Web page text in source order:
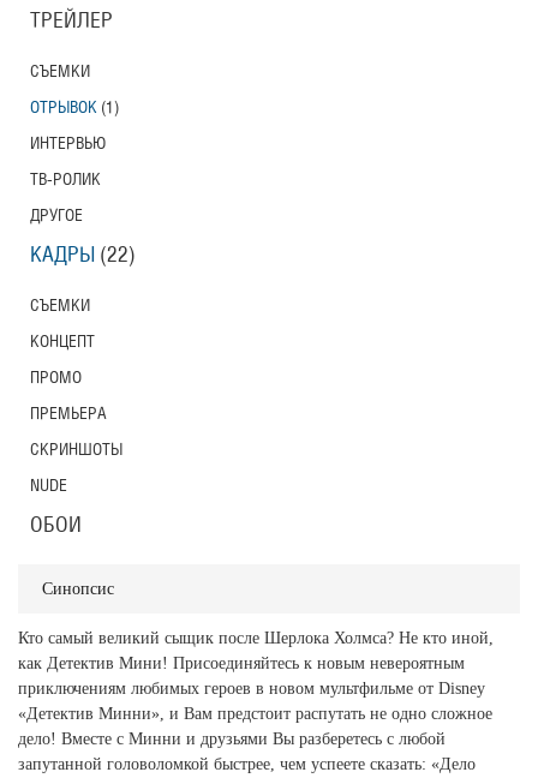
Синопсис
Кто самый великий сыщик после Шерлока Холмса? Не кто иной,
как Детектив Мини! Присоединяйтесь к новым невероятным
приключениям любимых героев в новом мультфильме от Disney
«Детектив Минни», и Вам предстоит распутать не одно сложное
дело! Вместе с Минни и друзьями Вы разберетесь с любой
запутанной головоломкой быстрее, чем успеете сказать: «Дело
ТРЕЙЛЕР
СЪЕМКИ
ОТРЫВОК (1)
ИНТЕРВЬЮ
ТВ-РОЛИК
ДРУГОЕ
КАДРЫ (22)
СЪЕМКИ
КОНЦЕПТ
ПРОМО
ПРЕМЬЕРА
СКРИНШОТЫ
NUDE
ОБОИ